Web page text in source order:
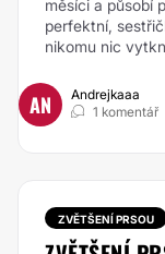
měsíci a působí
perfektní,
nikomu nic
AN
Andrejkaaa
1 komentář
ZVĚTŠENÍ PRSOU